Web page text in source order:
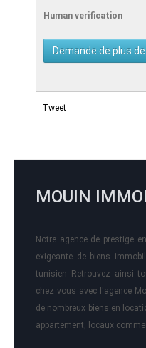
Human verification
Tweet
MOUIN
Notre agence de prestige
exigeante de biens
tunisien Retrouvez ainsi
chez vous avec l'agence
de nombreux biens en
appartement, locaux